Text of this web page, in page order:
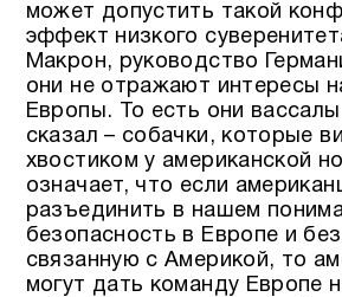
может допустить такой
эффект низкого
Макрон, руководство
они не отражают интересы
Европы. То есть они
сказал – собачки, которые
хвостиком у американской
означает, что если
разъединить в нашем
безопасность в Европе и
связанную с Америкой, то
могут дать команду Европе